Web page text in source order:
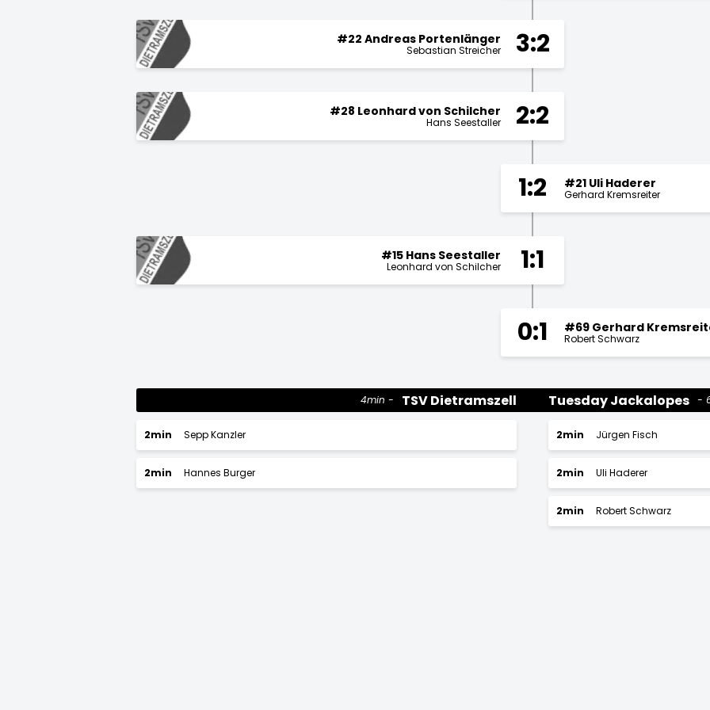
3:2
#22 Andreas Portenlänger
Sebastian Streicher
2:2
#28 Leonhard von Schilcher
Hans Seestaller
1:2 #21 Uli Haderer
Gerhard Kremsreiter
1:1
#15 Hans Seestaller
Leonhard von Schilcher
0:1 #69 Gerhard
Robert Schwarz
TSV Dietramszell
4min
2min Sepp Kanzler
2min Hannes Burger
Tuesday Jackalopes
2min Jürgen Fisch
2min Uli Haderer
2min Robert Schwarz